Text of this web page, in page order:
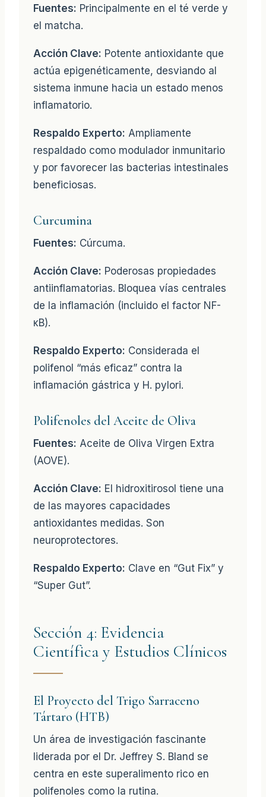
Fuentes: Principalmente en el té verde y
el matcha.
Acción Clave: Potente antioxidante que
actúa epigenéticamente, desviando al
sistema inmune hacia un estado menos
inflamatorio.
Respaldo Experto: Ampliamente
respaldado como modulador inmunitario
y por favorecer las bacterias intestinales
beneficiosas.
Curcumina
Fuentes: Cúrcuma.
Acción Clave: Poderosas propiedades
antiinflamatorias. Bloquea vías centrales
de la inflamación (incluido el factor NF-
κB).
Respaldo Experto: Considerada el
polifenol “más eficaz” contra la
inflamación gástrica y H. pylori.
Polifenoles del Aceite de Oliva
Fuentes: Aceite de Oliva Virgen Extra
(AOVE).
Acción Clave: El hidroxitirosol tiene una
de las mayores capacidades
antioxidantes medidas. Son
neuroprotectores.
Respaldo Experto: Clave en “Gut Fix” y
“Super Gut”.
Sección 4: Evidencia
Científica y Estudios Clínicos
El Proyecto del Trigo Sarraceno
Tártaro (HTB)
Un área de investigación fascinante
liderada por el Dr. Jeffrey S. Bland se
centra en este superalimento rico en
polifenoles como la rutina.